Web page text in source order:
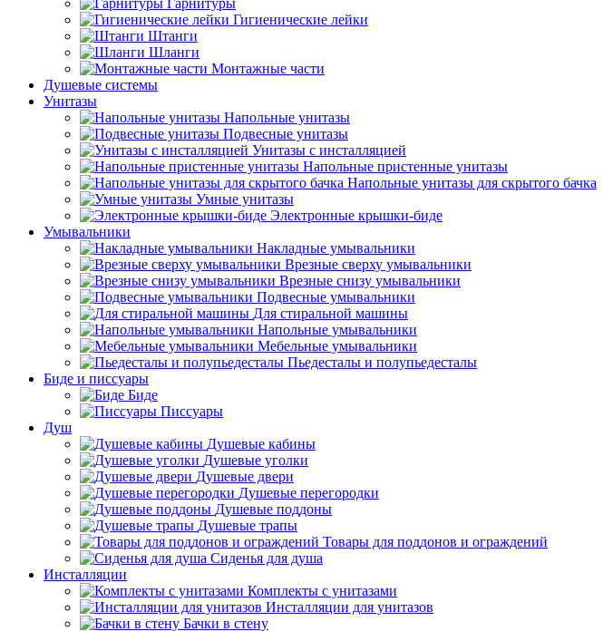
Гарнитуры
Гигиенические лейки
Штанги
Шланги
Монтажные части
Душевые системы
Унитазы
Напольные унитазы
Подвесные унитазы
Унитазы с инсталляцией
Напольные пристенные унитазы
Напольные унитазы для скрытого бачка
Умные унитазы
Электронные крышки-биде
Умывальники
Накладные умывальники
Врезные сверху умывальники
Врезные снизу умывальники
Подвесные умывальники
Для стиральной машины
Напольные умывальники
Мебельные умывальники
Пьедесталы и полупьедесталы
Биде и писсуары
Биде
Писсуары
Душ
Душевые кабины
Душевые уголки
Душевые двери
Душевые перегородки
Душевые поддоны
Душевые трапы
Товары для поддонов и ограждений
Сиденья для душа
Инсталляции
Комплекты с унитазами
Инсталляции для унитазов
Бачки в стену